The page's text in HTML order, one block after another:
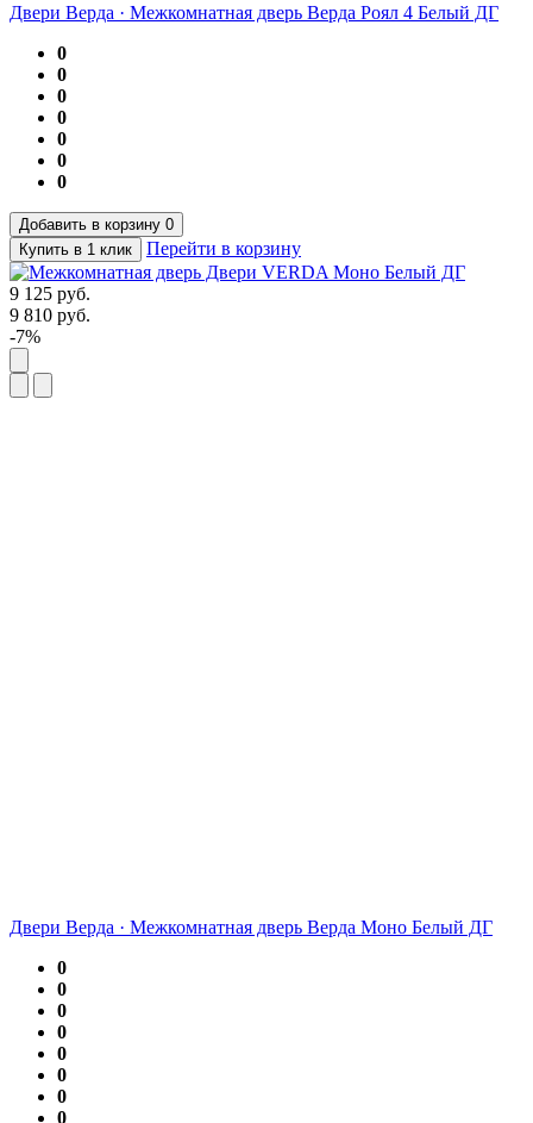
Двери Верда · Межкомнатная дверь Верда Роял 4 Белый ДГ
0
0
0
0
0
0
0
Добавить в корзину 0
Купить в 1 клик
Перейти в корзину
9 125 руб.
9 810 руб.
-7%
Двери Верда · Межкомнатная дверь Верда Моно Белый ДГ
0
0
0
0
0
0
0
0